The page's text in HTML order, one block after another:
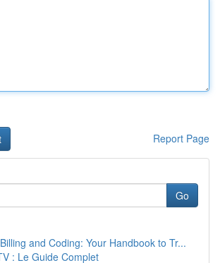
Report Page
Go
and Coding: Your Handbook to Tr...
: Le Guide Complet